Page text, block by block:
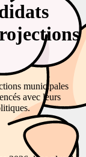
municipales
avec leurs